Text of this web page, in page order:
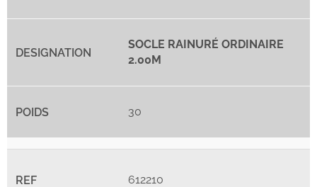
SOCLE RAINURÉ ORDINAIRE
2.00M
30
612210